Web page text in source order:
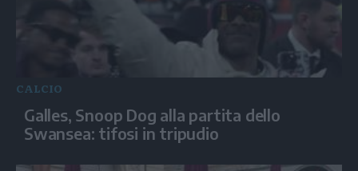
CALCIO
Galles, Snoop Dog alla partita dello
Swansea: tifosi in tripudio